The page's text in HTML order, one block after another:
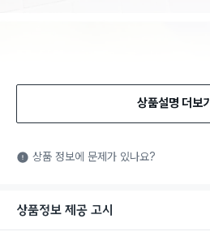
상품설명 더보기
상품 정보에 문제가 있나요?
상품정보 제공 고시